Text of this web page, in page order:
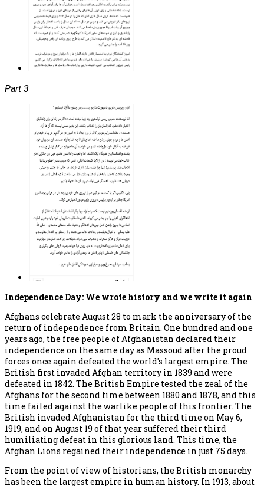
Part 3
Independence Day: We wrote history and we write it again
Afghans celebrate August 28 to mark the anniversary of the
return of independence from Britain. One hundred and one
years ago, the free people of Afghanistan declared their
independence on the same day as Massoud after the proud
forces once again defeated the world's largest empire. The
British first invaded Afghan territory in 1839 and were
defeated in 1842. The British Empire tested the zeal of the
Afghans for the second time between 1880 and 1878, and this
time failed against the warlike people of this frontier. The
British invaded Afghanistan for the third time on May 6,
1919, and on August 19 of that year suffered their third
humiliating defeat in this glorious land. This time, the
Afghan Lions regained their independence in just 75 days.
From the point of view of historians, the British monarchy
has been the largest empire in human history. In 1913, about